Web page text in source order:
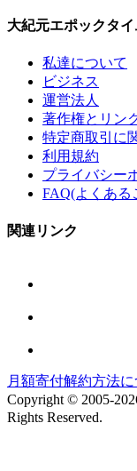
大紀元エポックタ
私達について
ビジネス
運営法人
著作権とリン
特定商取引に
利用規約
プライバシー
FAQ(よくある
関連リンク
月額寄付解約方法に
Copyright © 2005-
Rights Reserved.